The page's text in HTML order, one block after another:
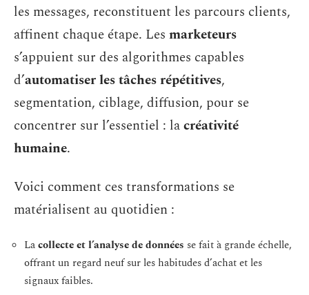
les messages, reconstituent les parcours clients,
affinent chaque étape. Les marketeurs
s’appuient sur des algorithmes capables
d’automatiser les tâches répétitives,
segmentation, ciblage, diffusion, pour se
concentrer sur l’essentiel : lacréativité
humaine.
Voici comment ces transformations se
matérialisent au quotidien :
Lacollecte et l’analyse de données se fait à grande échelle,
offrant un regard neuf sur les habitudes d’achat et les
signaux faibles.